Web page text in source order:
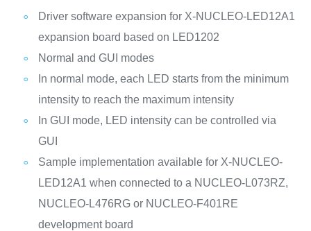
Driver software expansion for X-NUCLEO-LED12A1
expansion board based on LED1202
Normal and GUI modes
In normal mode, each LED starts from the minimum
intensity to reach the maximum intensity
In GUI mode, LED intensity can be controlled via
GUI
Sample implementation available for X-NUCLEO-
LED12A1 when connected to a NUCLEO-L073RZ,
NUCLEO-L476RG or NUCLEO-F401RE
development board